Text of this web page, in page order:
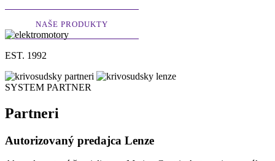
NAŠE PRODUKTY
EST. 1992
SYSTEM PARTNER
Partneri
Autorizovaný predajca Lenze